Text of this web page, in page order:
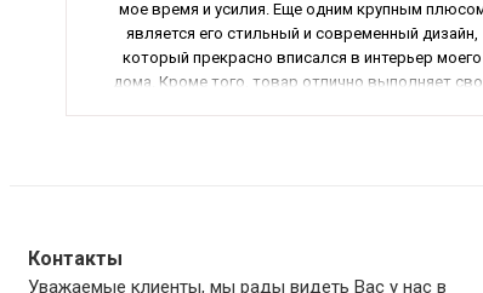
мое время и усилия. Еще одним крупным
является его стильный и современный дизайн,
который прекрасно вписался в интерьер моего
дома. Кроме того, товар отлично выполняет
Контакты
Уважаемые клиенты, мы рады видеть Вас у нас в